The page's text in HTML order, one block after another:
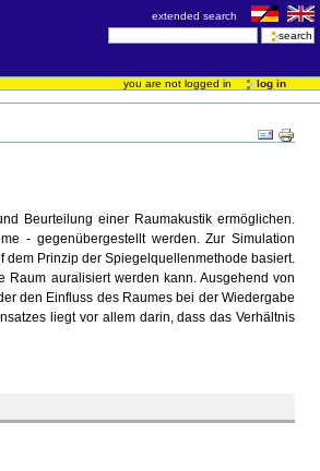
extended search
you are not logged in
log in
Beurteilung einer Raumakustik ermöglichen.
- gegenübergestellt werden. Zur Simulation
Prinzip der Spiegelquellenmethode basiert.
Raum auralisiert werden kann. Ausgehend von
den Einfluss des Raumes bei der Wiedergabe
liegt vor allem darin, dass das Verhältnis